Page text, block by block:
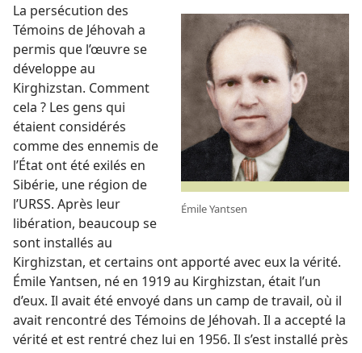
Émile Yantsen
La persécution des
Témoins de Jéhovah a
permis que l’œuvre se
développe au
Kirghizstan. Comment
cela ? Les gens qui
étaient considérés
comme des ennemis de
l’État ont été exilés en
Sibérie, une région de
l’URSS. Après leur
libération, beaucoup se
sont installés au
Kirghizstan, et certains ont apporté avec eux la vérité.
Émile Yantsen, né en 1919 au Kirghizstan, était l’un
d’eux. Il avait été envoyé dans un camp de travail, où il
avait rencontré des Témoins de Jéhovah. Il a accepté la
vérité et est rentré chez lui en 1956. Il s’est installé près